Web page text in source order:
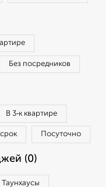
Без посредников
В 3‑к квартире
Посуточно
(0)
Таунхаусы